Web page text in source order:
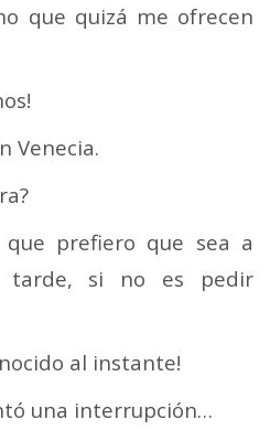
que quizá me ofrecen
Venecia.
prefiero que sea a
si no es pedir
al instante!
una interrupción…